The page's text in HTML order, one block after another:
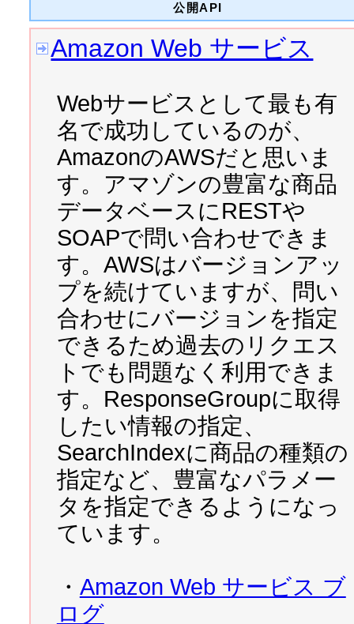
2008/01/11 [AIR解説本の裏
少しで大変なことに…！）
2008/01/08 [AIR解説本の
イセンスは導入できない？
2008/01/07 [AIR解説本の
2008/01/03 [AIR解説本の
ったのか
2008/01/01 読者が選んだ
2007/12/31 2007年プログ
2007/12/30 今年ZAPAが作
2007/12/29
2007/12/25 おはようチュ
にノミネートされました
公開API
Amazon Web サービス
Webサービスとして最も有
名で成功しているのが、
AmazonのAWSだと思いま
す。アマゾンの豊富な商品
データベースにRESTや
SOAPで問い合わせできま
す。AWSはバージョンアッ
プを続けていますが、問い
合わせにバージョンを指定
できるため過去のリクエス
トでも問題なく利用できま
す。ResponseGroupに取得
したい情報の指定、
SearchIndexに商品の種類の
指定など、豊富なパラメー
タを指定できるようになっ
ています。
・ Amazon Web サービス ブ
ログ